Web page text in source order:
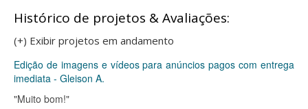
Histórico de projetos & Avaliações:
(+) Exibir projetos em andamento
Edição de imagens e vídeos para anúncios pagos com entrega
imediata - Gleison A.
"Muito bom!"